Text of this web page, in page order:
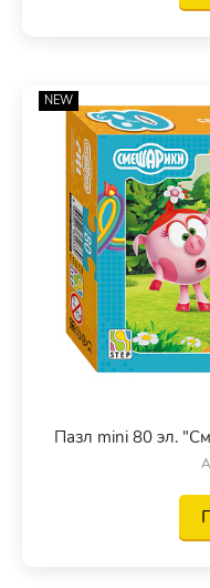
NEW
Пазл mini 80 эл.